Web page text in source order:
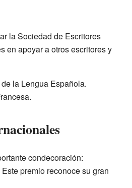
la Sociedad de Escritores
en apoyar a otros escritores y
la Lengua Española.
condecoración:
premio reconoce su gran